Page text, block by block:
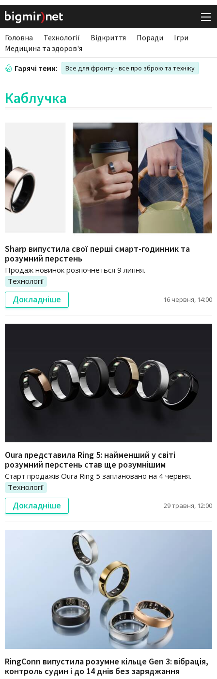
Головна Технології Відкриття Поради
Ігри
Медицина та здоров'я
Гарячі теми: Все для фронту - все про зброю та техніку
Каблучка
Sharp випустила свої перші смарт-годинник та
розумний перстень
Продаж новинок розпочнеться 9 липня.
Технології
Докладніше 16 червня, 14:00
Oura представила Ring 5: найменший у світі
розумний перстень став ще розумнішим
Старт продажів Oura Ring 5 заплановано на 4 червня.
Технології
Докладніше 29 травня, 12:00
RingConn випустила розумне кільце Gen 3: вібрація,
контроль судин і до 14 днів без заряджання